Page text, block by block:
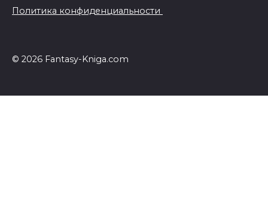
Политика конфиденциальности
© 2026 Fantasy-Kniga.com